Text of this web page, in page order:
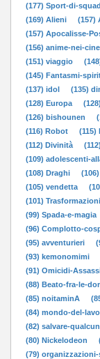
(177) Sport-di-
(169) Alieni
(157)
(157) Apocalisse-
(156) anime-nei-
(151) viaggio
(145) Fantasmi-
(137) idol
(135)
(128) Europa
(126) bishounen
(116) Robot
(115)
(112) Divinità
(109) adolescenti-
(108) Draghi
(105) vendetta
(101) Trasformazioni
(99) Spada-e-magia
(96) Complotto-
(95) avventurieri
(93) kemonomimi
(91) Omicidi-
(88) Beato-fra-le-
(85) noitaminA
(84) mondo-del-
(82) salvare-
(80) Nickelodeon
(79) organizzazioni-